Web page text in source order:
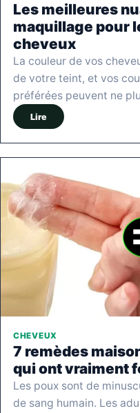
Les meilleures
maquillage pour
cheveux
La couleur de vos
de votre teint, et vos
préférées peuvent ne
Lire
CHEVEUX
7 remèdes
qui ont vraiment
Les poux sont de
de sang humain. Les